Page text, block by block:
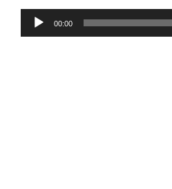
00:00